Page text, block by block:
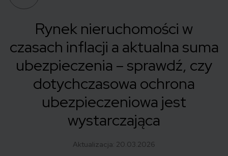
Rynek nieruchomości w
czasach inflacji a aktualna suma
ubezpieczenia – sprawdź, czy
dotychczasowa ochrona
ubezpieczeniowa jest
wystarczająca
Aktualizacja: 20.03.2026